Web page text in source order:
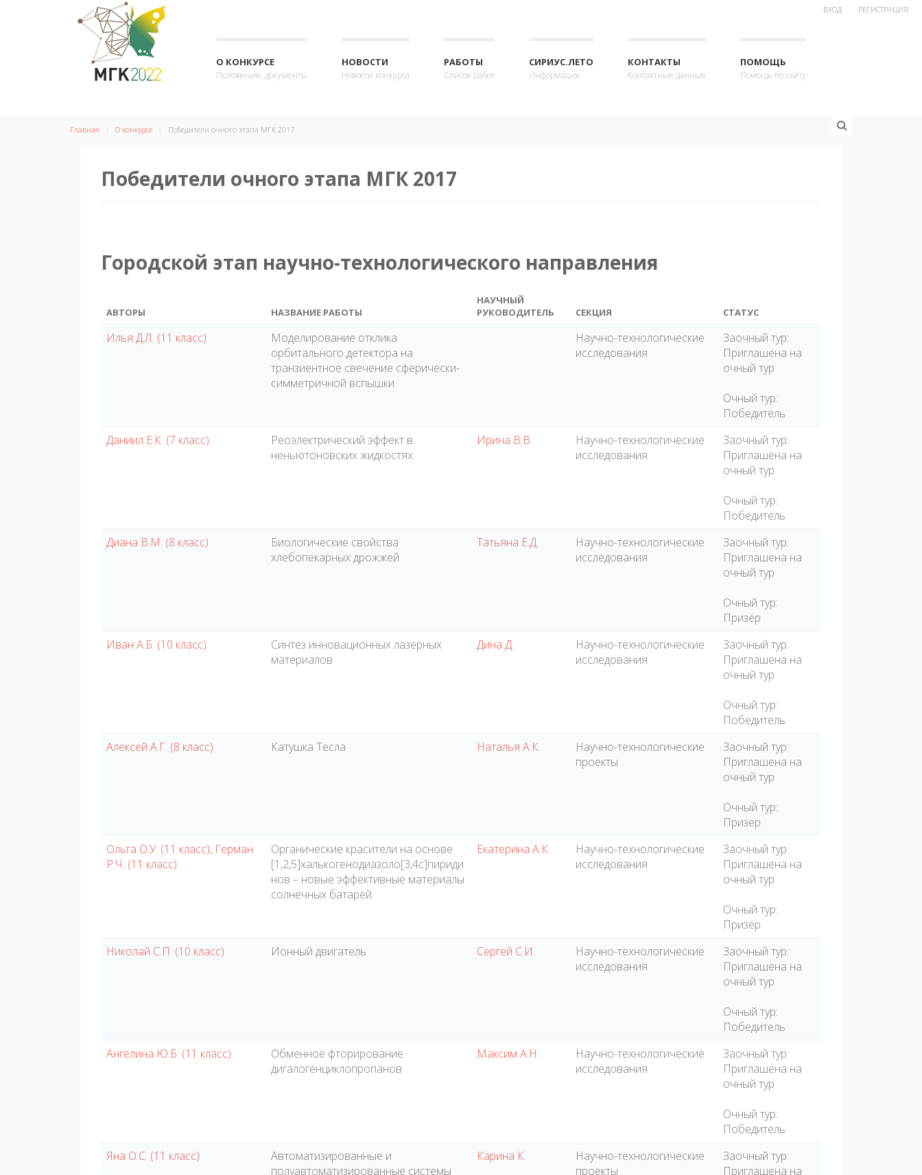
ВХОД РЕГИСТРАЦИЯ
О КОНКУРСЕ
Положение, документы
НОВОСТИ
Новости конкурса
РАБОТЫ
Список работ
СИРИУС.ЛЕТО
Информация
КОНТАКТЫ
Контактные данные
ПОМОЩЬ
Помощь по сайту
Главная О конкурсе Победители очного этапа МГК 2017
Победители очного этапа МГК 2017
Городской этап научно-технологического направления
АВТОРЫ НАЗВАНИЕ РАБОТЫ
НАУЧНЫЙ
РУКОВОДИТЕЛЬ
СЕКЦИЯ СТАТУС
Илья Д.Л. (11 класс)
Моделирование отклика
орбитального детектора на
транзиентное свечение сферически-
симметричной вспышки
Научно-технологические
исследования
Заочный тур:
Приглашена на
очный тур
Очный тур:
Победитель
Даниил Е.К. (7 класс)
Реоэлектрический эффект в
неньютоновских жидкостях
Ирина В.В.
Научно-технологические
исследования
Заочный тур:
Приглашена на
очный тур
Очный тур:
Победитель
Диана В.М. (8 класс)
Биологические свойства
хлебопекарных дрожжей
Татьяна Е.Д.
Научно-технологические
исследования
Заочный тур:
Приглашена на
очный тур
Очный тур:
Призёр
Иван А.Б. (10 класс)
Синтез инновационных лазерных
материалов
Дина Д.
Научно-технологические
исследования
Заочный тур:
Приглашена на
очный тур
Очный тур:
Победитель
Алексей А.Г. (8 класс)
Катушка Тесла Наталья А.К.
Научно-технологические
проекты
Заочный тур:
Приглашена на
очный тур
Очный тур:
Призёр
Ольга О.У. (11 класс), Герман
Р.Ч. (11 класс)
Органические красители на основе
[1,2,5]халькогенодиазоло[3,4с]пириди
нов – новые эффективные материалы
солнечных батарей
Екатерина А.К.
Научно-технологические
исследования
Заочный тур:
Приглашена на
очный тур
Очный тур:
Призёр
Николай С.П. (10 класс)
Ионный двигатель Сергей С.И.
Научно-технологические
исследования
Заочный тур:
Приглашена на
очный тур
Очный тур:
Победитель
Ангелина Ю.Б. (11 класс)
Обменное фторирование
дигалогенциклопропанов
Максим А.Н.
Научно-технологические
исследования
Заочный тур:
Приглашена на
очный тур
Очный тур:
Победитель
Яна О.С. (11 класс)
Автоматизированные и
полуавтоматизированные системы
Карина К.
Научно-технологические
проекты
Заочный тур:
Приглашена на